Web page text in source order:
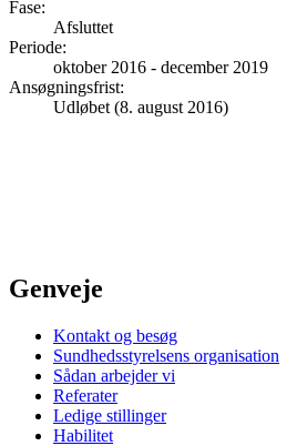
Fase:
Afsluttet
Periode:
oktober 2016 - december 2019
Ansøgningsfrist:
Udløbet (8. august 2016)
Genveje
Kontakt og besøg
Sundhedsstyrelsens organisation
Sådan arbejder vi
Referater
Ledige stillinger
Habilitet